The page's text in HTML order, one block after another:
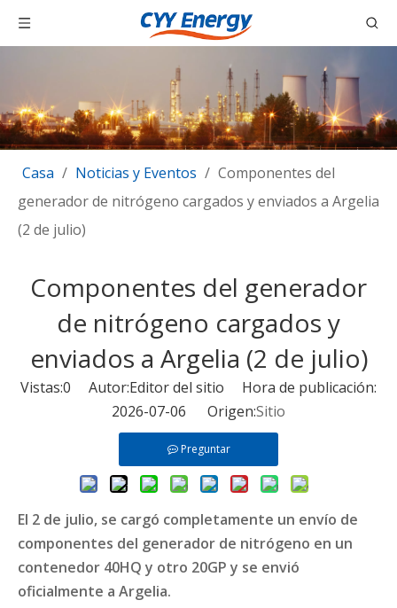
Casa / Noticias y Eventos / Componentes del
generador de nitrógeno cargados y enviados a Argelia
(2 de julio)
Componentes del generador
de nitrógeno cargados y
enviados a Argelia (2 de julio)
Vistas:0 Autor:Editor del sitio Hora de publicación:
2026-07-06 Origen:Sitio
Preguntar
El 2 de julio, se cargó completamente un envío de
componentes del generador de nitrógeno en un
contenedor 40HQ y otro 20GP y se envió
oficialmente a Argelia.